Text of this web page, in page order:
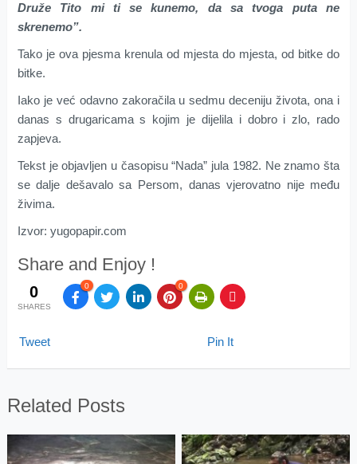
Druže Tito mi ti se kunemo, da sa tvoga puta ne
skrenemo”.
Tako je ova pjesma krenula od mjesta do mjesta, od bitke do
bitke.
Iako je već odavno zakoračila u sedmu deceniju života, ona i
danas s drugaricama s kojim je dijelila i dobro i zlo, rado
zapjeva.
Tekst je objavljen u časopisu “Nada” jula 1982. Ne znamo šta
se dalje dešavalo sa Persom, danas vjerovatno nije među
živima.
Izvor: yugopapir.com
Share and Enjoy !
0
SHARES
0 0
Tweet Pin It
Related Posts